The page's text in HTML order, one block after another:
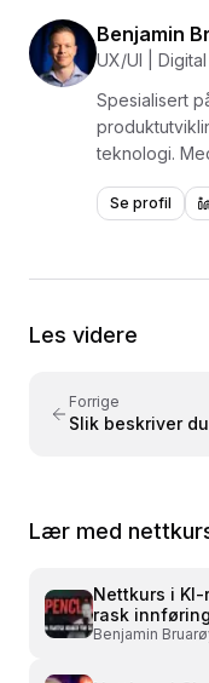
Benjamin
UX/UI |
Spesialisert
teknologi.
design og
Se profil
Les videre
Forrige
Slik beskriver du
Lær med
Nettkurs i KI-
rask innføring
Benjamin